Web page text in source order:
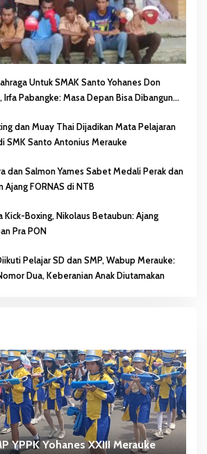
Untuk SMAK Santo Yohanes Don
Irfa Pabangke: Masa Depan Bisa Dibangun
Mata Pelajaran
SMK Santo Antonius Merauke
Yames Sabet Medali Perak dan
Ajang FORNAS di NTB
Kick-Boxing, Nikolaus Betaubun: Ajang
Pra PON
Pelajar SD dan SMP, Wabup Merauke:
Dua, Keberanian Anak Diutamakan
YPPK Yohanes XXIII Merauke